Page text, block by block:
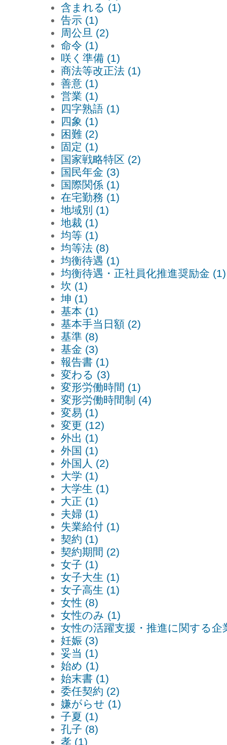
含まれる (1)
告示 (1)
周公旦 (2)
命令 (1)
咲く準備 (1)
商法等改正法 (1)
善意 (1)
営業 (1)
四字熟語 (1)
四象 (1)
困難 (2)
固定 (1)
国家戦略特区 (2)
国民年金 (3)
国際関係 (1)
在宅勤務 (1)
地域別 (1)
地裁 (1)
均等 (1)
均等法 (8)
均衡待遇 (1)
均衡待遇・正社員化推進奨励金 (1)
坎 (1)
坤 (1)
基本 (1)
基本手当日額 (2)
基準 (8)
基金 (3)
報告書 (1)
変わる (3)
変形労働時間 (1)
変形労働時間制 (4)
変易 (1)
変更 (12)
外出 (1)
外国 (1)
外国人 (2)
大学 (1)
大学生 (1)
大正 (1)
夫婦 (1)
失業給付 (1)
契約 (1)
契約期間 (2)
女子 (1)
女子大生 (1)
女子高生 (1)
女性 (8)
女性のみ (1)
女性の活躍支援・推進に関する
妊娠 (3)
妥当 (1)
始め (1)
始末書 (1)
委任契約 (2)
嫌がらせ (1)
子夏 (1)
孔子 (8)
孝 (1)